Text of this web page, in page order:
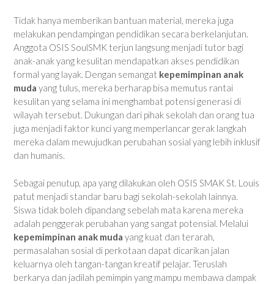
Tidak hanya memberikan bantuan material, mereka juga
melakukan pendampingan pendidikan secara berkelanjutan.
Anggota OSIS SoulSMK terjun langsung menjadi tutor bagi
anak-anak yang kesulitan mendapatkan akses pendidikan
formal yang layak. Dengan semangat kepemimpinan anak
muda yang tulus, mereka berharap bisa memutus rantai
kesulitan yang selama ini menghambat potensi generasi di
wilayah tersebut. Dukungan dari pihak sekolah dan orang tua
juga menjadi faktor kunci yang memperlancar gerak langkah
mereka dalam mewujudkan perubahan sosial yang lebih inklusif
dan humanis.
Sebagai penutup, apa yang dilakukan oleh OSIS SMAK St. Louis
patut menjadi standar baru bagi sekolah-sekolah lainnya.
Siswa tidak boleh dipandang sebelah mata karena mereka
adalah penggerak perubahan yang sangat potensial. Melalui
kepemimpinan anak muda yang kuat dan terarah,
permasalahan sosial di perkotaan dapat dicarikan jalan
keluarnya oleh tangan-tangan kreatif pelajar. Teruslah
berkarya dan jadilah pemimpin yang mampu membawa dampak